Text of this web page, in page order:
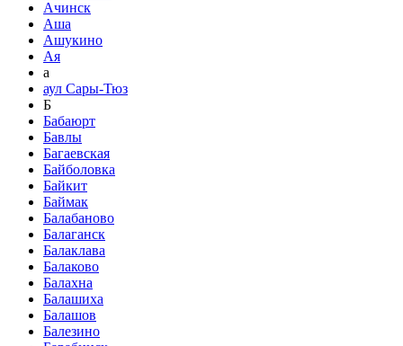
Ачинск
Аша
Ашукино
Ая
а
аул Сары-Тюз
Б
Бабаюрт
Бавлы
Багаевская
Байболовка
Байкит
Баймак
Балабаново
Балаганск
Балаклава
Балаково
Балахна
Балашиха
Балашов
Балезино